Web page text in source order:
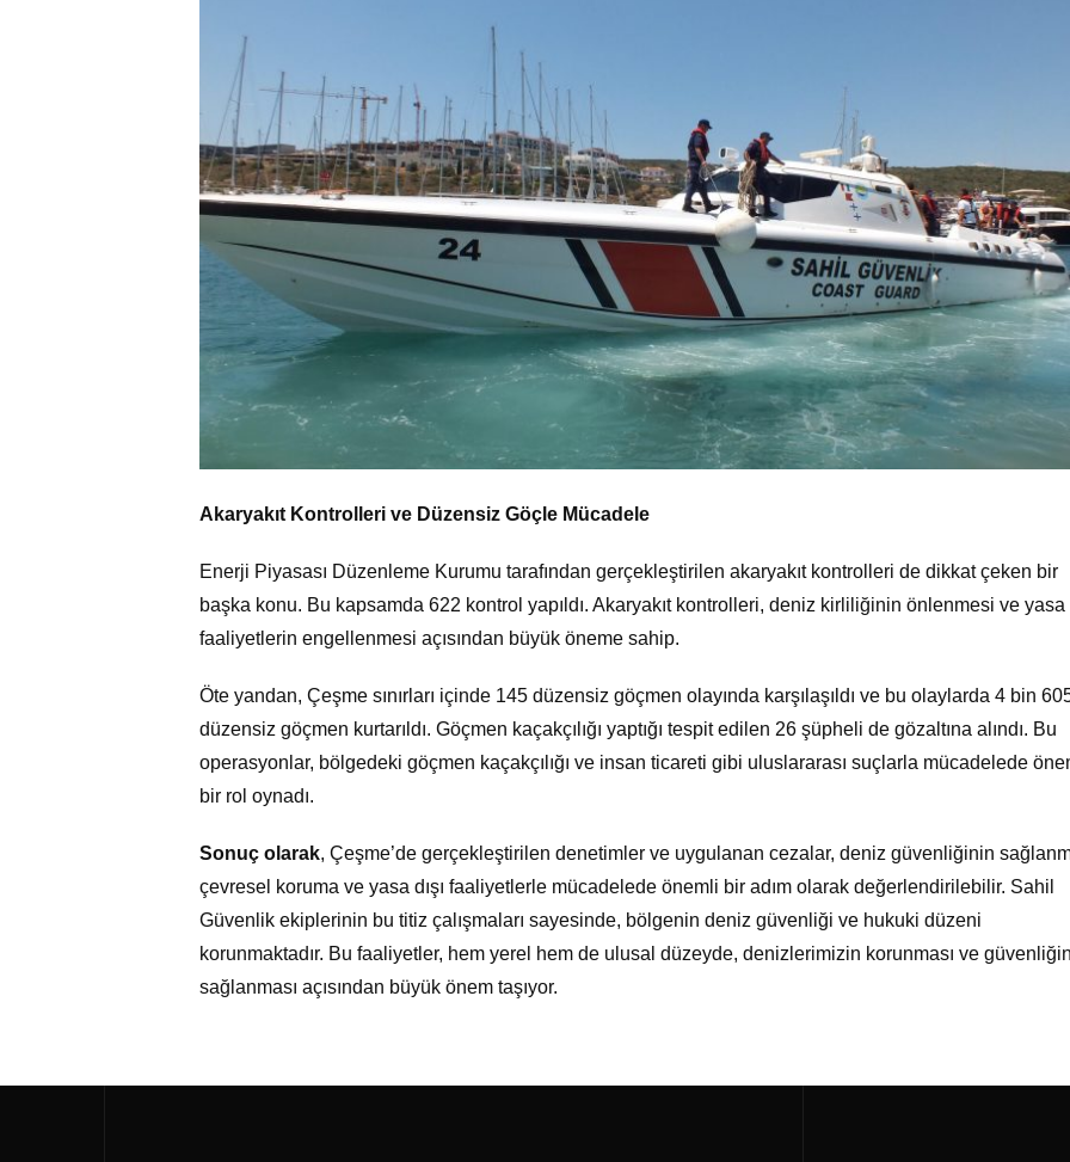
Akaryakıt Kontrolleri ve Düzensiz Göçle Mücadele
Enerji Piyasası Düzenleme Kurumu tarafından gerçekleştirilen akaryakıt kontrolleri de dikkat çeken bir
başka konu. Bu kapsamda 622 kontrol yapıldı. Akaryakıt kontrolleri, deniz kirliliğinin önlenmesi ve yasa
faaliyetlerin engellenmesi açısından büyük öneme sahip.
Öte yandan, Çeşme sınırları içinde 145 düzensiz göçmen olayında karşılaşıldı ve bu olaylarda 4 bin
düzensiz göçmen kurtarıldı. Göçmen kaçakçılığı yaptığı tespit edilen 26 şüpheli de gözaltına alındı. Bu
operasyonlar, bölgedeki göçmen kaçakçılığı ve insan ticareti gibi uluslararası suçlarla mücadelede
bir rol oynadı.
Sonuç olarak, Çeşme’de gerçekleştirilen denetimler ve uygulanan cezalar, deniz güvenliğinin
çevresel koruma ve yasa dışı faaliyetlerle mücadelede önemli bir adım olarak değerlendirilebilir. Sahil
Güvenlik ekiplerinin bu titiz çalışmaları sayesinde, bölgenin deniz güvenliği ve hukuki düzeni
korunmaktadır. Bu faaliyetler, hem yerel hem de ulusal düzeyde, denizlerimizin korunması ve
sağlanması açısından büyük önem taşıyor.